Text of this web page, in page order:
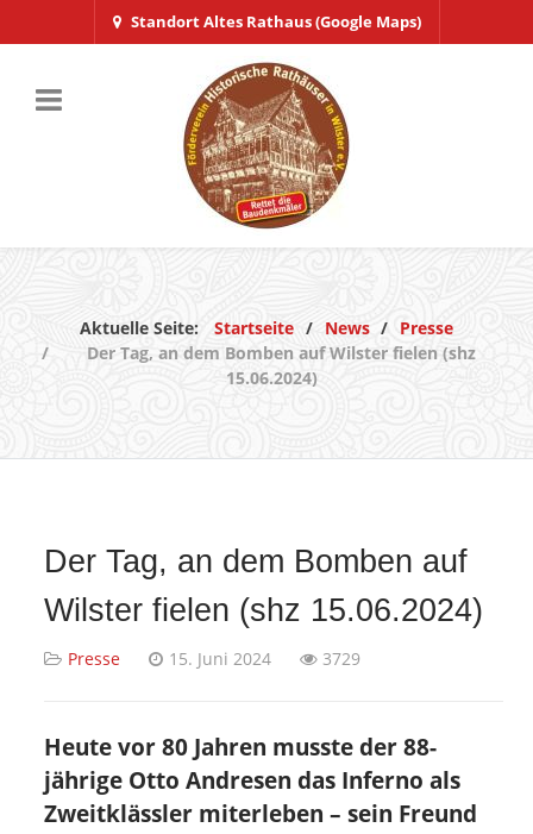
Standort Altes Rathaus (Google Maps)
Aktuelle Seite: Startseite News
Presse
Der Tag, an dem Bomben auf Wilster fielen (shz
15.06.2024)
Der Tag, an dem Bomben auf
Wilster fielen (shz 15.06.2024)
Presse 15. Juni 2024 3729
Heute vor 80 Jahren musste der 88-
jährige Otto Andresen das Inferno als
Zweitklässler miterleben – sein Freund